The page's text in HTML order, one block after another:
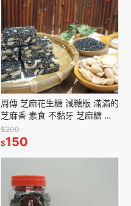
周傳 芝麻花生糖 減糖版 滿滿的
芝麻香 素食 不黏牙 芝麻糖 口
味(軟)
$200
$150